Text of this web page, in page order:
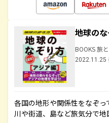
地球の
BOOKS 旅
2022.11.25
各国の地形や関係性をなぞっ
川や街道、島など旅気分で地